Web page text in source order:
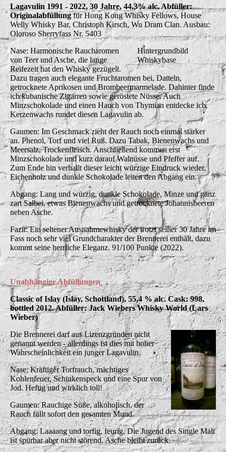
Lagavulin 1991 - 2022, 30 Jahre, 44,3% alc. Abfüller:
Originalabfüllungfür Hong Kong Whisky Fellows, House
Welly Whisky Bar, Christoph Kirsch, Wu Dram Clan. Ausbau:
Oloroso Sherryfass Nr. 5403
Hintergrundbild
Whiskybase
Nase: Harmonische Raucharomen
von Teer und Asche, die lange
Reifezeit hat den Whisky gezügelt.
Dazu tragen auch elegante Fruchtaromen bei, Datteln,
getrocknete Aprikosen und Brombeermarmelade. Dahinter finde
ich kubanische Zigarren sowie geröstete Nüsse. Auch
Minzschokolade und einen Hauch von Thymian entdecke ich.
Kerzenwachs rundet diesen Lagavulin ab.
Gaumen: Im Geschmack zieht der Rauch noch einmal stärker
an. Phenol, Torf und viel Ruß. Dazu Tabak, Bienenwachs und
Meersalz, Trockenfleisch. Anschließend kommen erst
Minzschokolade und kurz darauf Walnüsse und Pfeffer auf.
Zum Ende hin verhallt dieser leicht würzige Eindruck wieder,
Eichenholz und dunkle Schokolade leiten den Abgang ein.
Abgang: Lang und würzig, dunkle Schokolade, Minze und ganz
zart Salbei, etwas Bienenwachs und getrocknete Johannisbeeren
neben Asche.
Fazit: Ein seltener Ausnahmewhisky der trotzt seiner 30 Jahre im
Fass noch sehr viel Grundcharakter der Brennerei enthält, dazu
kommt seine herrliche Eleganz. 91/100 Punkte (2022).
Unabhängige Abfüllungen
Classic of Islay (Islay, Schottland), 55,4 % alc. Cask: 998,
bottled 2012. Abfüller: Jack Wiebers Whisky World (Lars
Wieber)
Die Brennerei darf aus Lizenzgründen nicht
genannt werden - allerdings ist dies mit hoher
Wahrscheinlichkeit ein junger Lagavulin.
Nase: Kräftiger Torfrauch, mächtiges
Kohlenfeuer, Schinkenspeck und eine Spur von
Jod. Heftig und wirklich toll!
Gaumen: Rauchige Süße, alkoholisch, der
Rauch füllt sofort den gesamten Mund.
Abgang: Laaaang und torfig, feurig. Die Jugend des Single Malt
ist spürbar aber nicht störend. Asche bleibt zurück.